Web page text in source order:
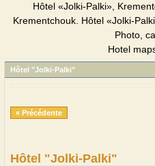
Hôtel «Jolki-Palki»,
Krementchouk. Hôtel «Jolki-
Photo,
Hotel
Hôtel "Jolki-Palki"
« Précédente
Hôtel "Jolki-Palki"